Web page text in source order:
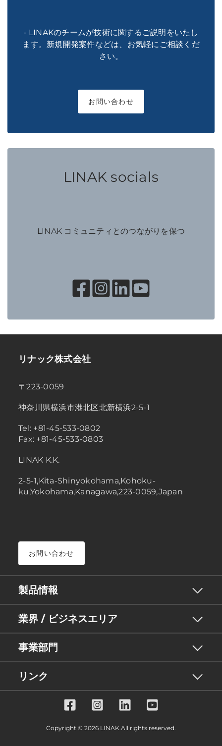
- LINAKのチームが技術に関するご説明をいたし
ます。新規開発案件などは、お気軽にご相談くだ
さい。
お問い合わせ
LINAK socials
LINAK コミュニティとのつながりを保つ
リナック株式会社
〒223-0059
神奈川県横浜市港北区北新横浜2-5-1
Tel: +81-45-533-0802
Fax: +81-45-533-0803
LINAK K.K.
2-5-1,Kita-Shinyokohama,Kohoku-
ku,Yokohama,Kanagawa,223-0059,Japan
お問い合わせ
製品情報
業界 / ビジネスエリア
事業部門
リンク
Copyright © 2026 LINAK.All rights reserved.